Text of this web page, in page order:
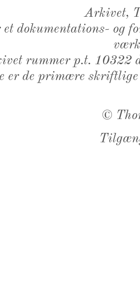
Arkivet,
et dokumentations- og
rummer p.t. 10322
er de primære
©